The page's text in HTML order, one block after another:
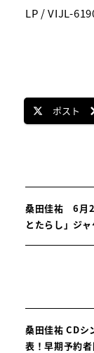
LP / VIJL-
ポスト
桑田佳祐 6月
とたらし」ジ
桑田佳祐 CDシ
表！早期予約